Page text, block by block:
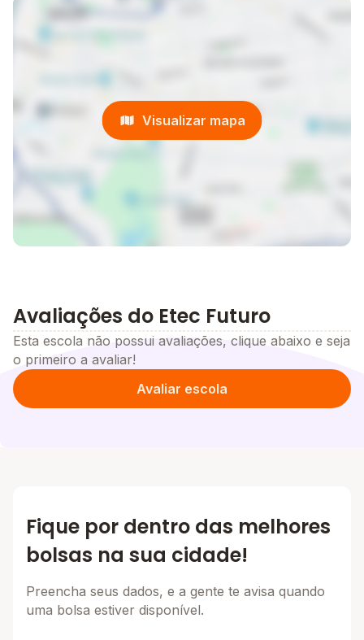
Visualizar mapa
Avaliações do Etec Futuro
Esta escola não possui avaliações, clique abaixo e seja
o primeiro a avaliar!
Avaliar escola
Fique por dentro das melhores
bolsas na sua cidade!
Preencha seus dados, e a gente te avisa quando
uma bolsa estiver disponível.